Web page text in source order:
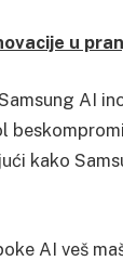
u
AI
kako
AI veš